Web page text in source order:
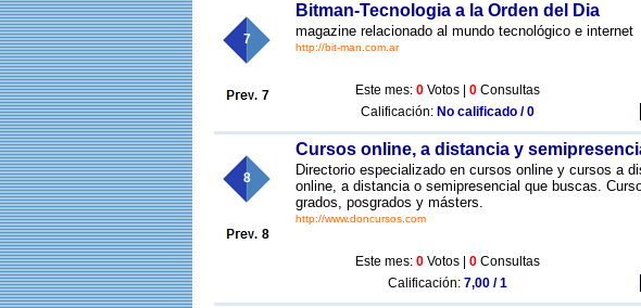
7
7
Bitman-Tecnologia a la Orden del Dia
magazine relacionado al mundo tecnológico e internet
http://bit-man.com.ar
Este mes: 0 Votos | 0 Consultas
Calificación: No calificado / 0
8
8
Cursos online, a distancia y
Directorio especializado en cursos online y cursos a
online, a distancia o semipresencial que buscas.
grados, posgrados y másters.
http://www.doncursos.com
Este mes: 0 Votos | 0 Consultas
Calificación: 7,00 / 1